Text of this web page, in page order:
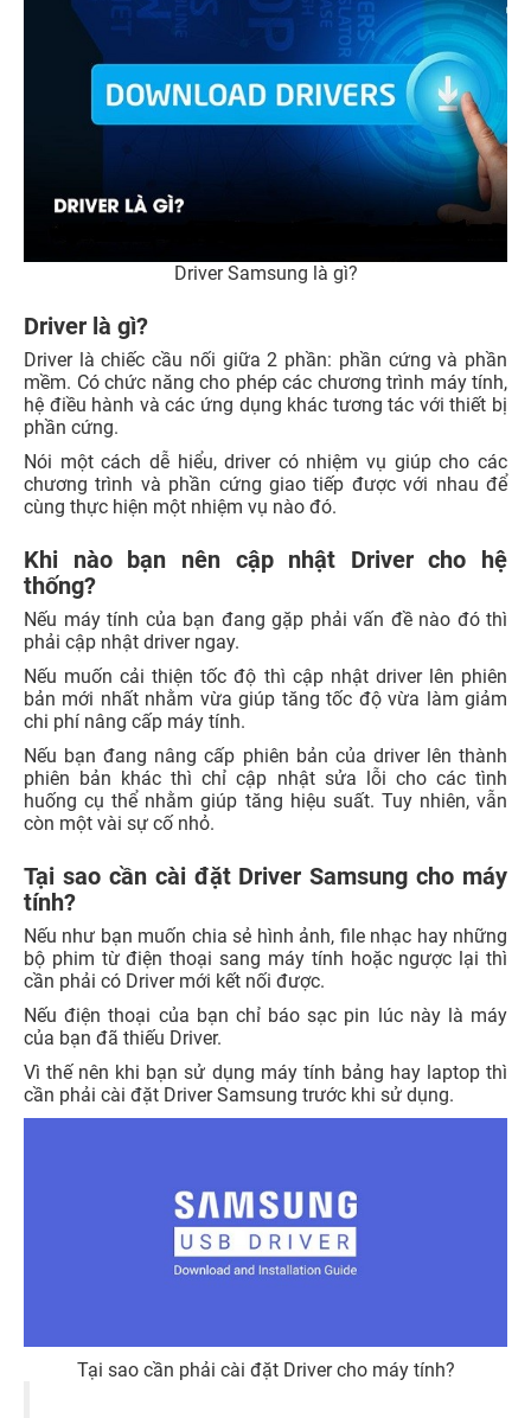
Driver Samsung là gì?
Driver là gì?
Driver là chiếc cầu nối giữa 2 phần: phần cứng và phần
mềm. Có chức năng cho phép các chương trình máy tính,
hệ điều hành và các ứng dụng khác tương tác với thiết bị
phần cứng.
Nói một cách dễ hiểu, driver có nhiệm vụ giúp cho các
chương trình và phần cứng giao tiếp được với nhau để
cùng thực hiện một nhiệm vụ nào đó.
Khi nào bạn nên cập nhật Driver cho hệ
thống?
Nếu máy tính của bạn đang gặp phải vấn đề nào đó thì
phải cập nhật driver ngay.
Nếu muốn cải thiện tốc độ thì cập nhật driver lên phiên
bản mới nhất nhằm vừa giúp tăng tốc độ vừa làm giảm
chi phí nâng cấp máy tính.
Nếu bạn đang nâng cấp phiên bản của driver lên thành
phiên bản khác thì chỉ cập nhật sửa lỗi cho các tình
huống cụ thể nhằm giúp tăng hiệu suất. Tuy nhiên, vẫn
còn một vài sự cố nhỏ.
Tại sao cần cài đặt Driver Samsung cho máy
tính?
Nếu như bạn muốn chia sẻ hình ảnh, file nhạc hay những
bộ phim từ điện thoại sang máy tính hoặc ngược lại thì
cần phải có Driver mới kết nối được.
Nếu điện thoại của bạn chỉ báo sạc pin lúc này là máy
của bạn đã thiếu Driver.
Vì thế nên khi bạn sử dụng máy tính bảng hay laptop thì
cần phải cài đặt Driver Samsung trước khi sử dụng.
Tại sao cần phải cài đặt Driver cho máy tính?